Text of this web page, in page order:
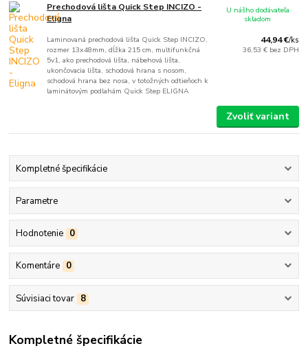
Prechodová lišta Quick Step INCIZO -
Eligna
Laminovaná prechodová lišta Quick Step INCIZO,
rozmer 13x48mm, dĺžka 215 cm, multifunkčná
5v1, ako prechodová lišta, nábehová lišta,
ukončovacia lišta, schodová hrana s nosom,
schodová hrana bez nosa, v totožných odtieňoch k
laminátovým podlahám Quick Step ELIGNA
44,94 €/ks
36,53 € bez DPH
U nášho dodávateľa
skladom
Zvoliť variant
Kompletné špecifikácie
Parametre
Hodnotenie 0
Komentáre 0
Súvisiaci tovar 8
Kompletné špecifikácie